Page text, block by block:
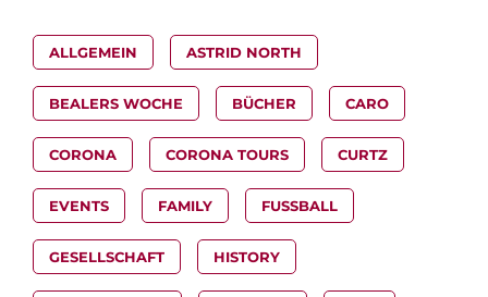
ALLGEMEIN ASTRID NORTH
BEALERS WOCHE BÜCHER CARO
CORONA CORONA TOURS CURTZ
EVENTS FAMILY FUSSBALL
GESELLSCHAFT HISTORY